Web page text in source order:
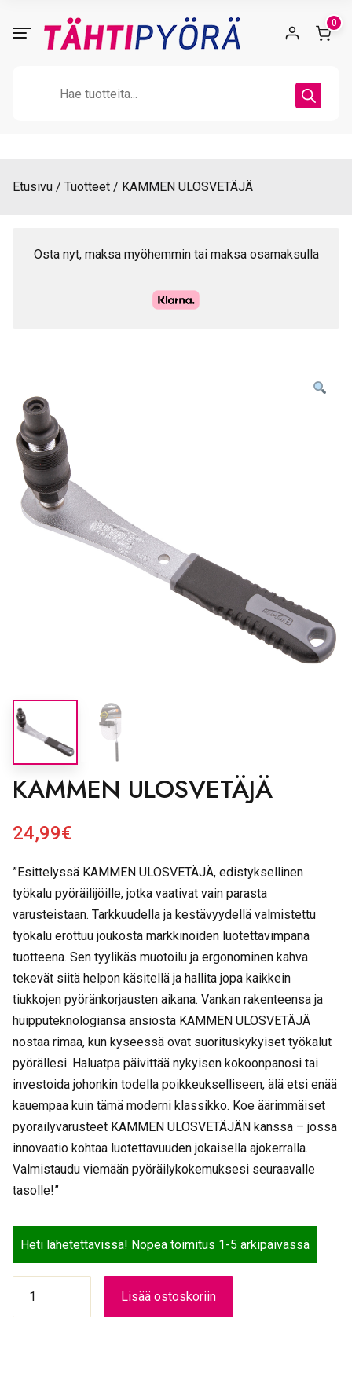
0
Etusivu Tuotteet KAMMEN ULOSVETÄJÄ
Osta nyt, maksa myöhemmin tai maksa osamaksulla
KAMMEN ULOSVETÄJÄ
24,99€
”Esittelyssä KAMMEN ULOSVETÄJÄ, edistyksellinen
työkalu pyöräilijöille, jotka vaativat vain parasta
varusteistaan. Tarkkuudella ja kestävyydellä valmistettu
työkalu erottuu joukosta markkinoiden luotettavimpana
tuotteena. Sen tyylikäs muotoilu ja ergonominen kahva
tekevät siitä helpon käsitellä ja hallita jopa kaikkein
tiukkojen pyöränkorjausten aikana. Vankan rakenteensa ja
huipputeknologiansa ansiosta KAMMEN ULOSVETÄJÄ
nostaa rimaa, kun kyseessä ovat suorituskykyiset työkalut
pyörällesi. Haluatpa päivittää nykyisen kokoonpanosi tai
investoida johonkin todella poikkeukselliseen, älä etsi enää
kauempaa kuin tämä moderni klassikko. Koe äärimmäiset
pyöräilyvarusteet KAMMEN ULOSVETÄJÄN kanssa – jossa
innovaatio kohtaa luotettavuuden jokaisella ajokerralla.
Valmistaudu viemään pyöräilykokemuksesi seuraavalle
tasolle!”
Heti lähetettävissä! Nopea toimitus 1-5 arkipäivässä
ULOSVETÄJÄ
määrä
Lisää ostoskoriin